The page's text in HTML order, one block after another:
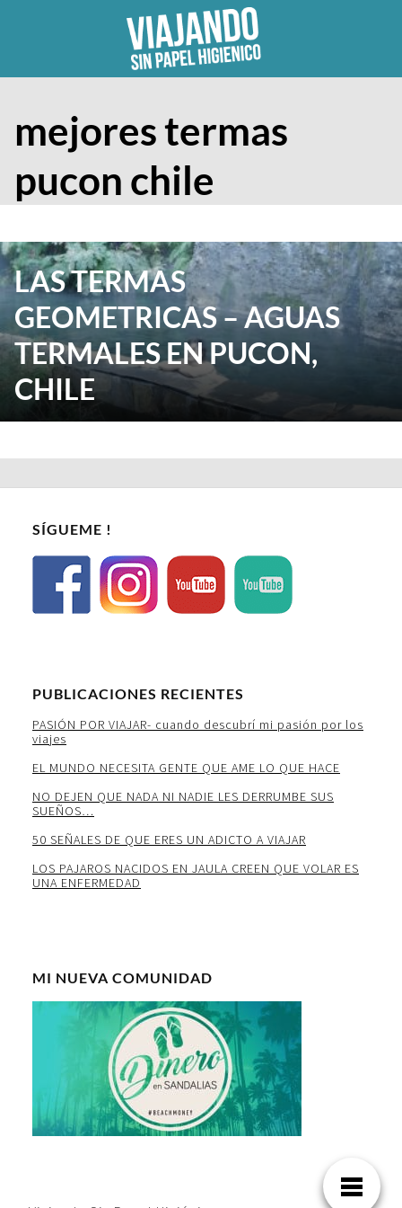
mejores termas
pucon chile
LAS TERMAS
GEOMETRICAS – AGUAS
TERMALES EN PUCON,
CHILE
SÍGUEME !
PUBLICACIONES RECIENTES
PASIÓN POR VIAJAR- cuando descubrí mi pasión por los
viajes
EL MUNDO NECESITA GENTE QUE AME LO QUE HACE
NO DEJEN QUE NADA NI NADIE LES DERRUMBE SUS
SUEÑOS…
50 SEÑALES DE QUE ERES UN ADICTO A VIAJAR
LOS PAJAROS NACIDOS EN JAULA CREEN QUE VOLAR ES
UNA ENFERMEDAD
MI NUEVA COMUNIDAD